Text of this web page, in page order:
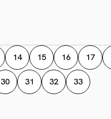
14 15 16 17
30 31 32 33